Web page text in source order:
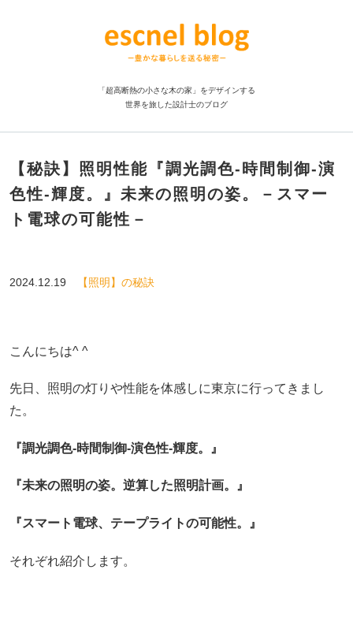
「超高断熱の小さな木の家」をデザインする
世界を旅した設計士のブログ
【秘訣】照明性能『調光調色-時間制御-演
色性-輝度。』未来の照明の姿。－スマー
ト電球の可能性－
2024.12.19 【照明】の秘訣
こんにちは^ ^
先日、照明の灯りや性能を体感しに東京に行ってきまし
た。
『調光調色-時間制御-演色性-輝度。』
『未来の照明の姿。 逆算した照明計画。』
『スマート電球、テープライトの可能性。』
それぞれ紹介します。